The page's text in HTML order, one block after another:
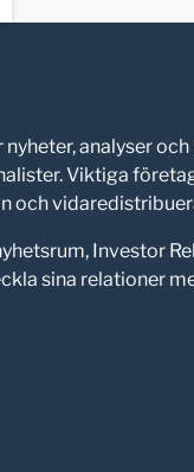
analyser
Viktiga
och
Investor
sina relationer